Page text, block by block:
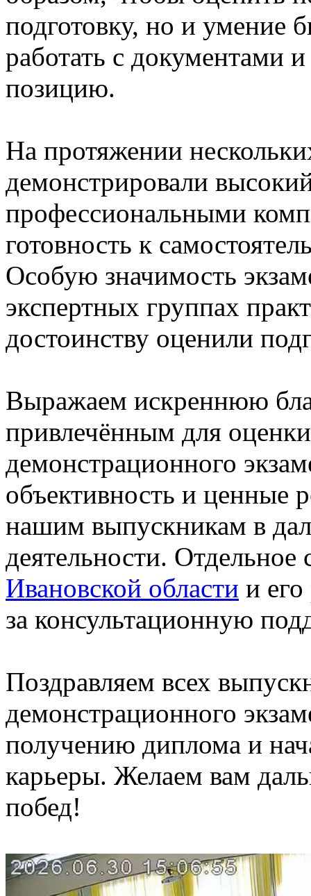
подготовку, но и умение
работать с документами
позицию.
На протяжении
демонстрировали
профессиональными
готовность к
Особую значимость
экспертных группах
достоинству оценили
Выражаем искреннюю
привлечённым для оценки
демонстрационного
объективность и ценные
нашим выпускникам в
деятельности.
Ивановской области и
за консультационную
Поздравляем всех
демонстрационного
получению диплома и
карьеры. Желаем вам
побед!